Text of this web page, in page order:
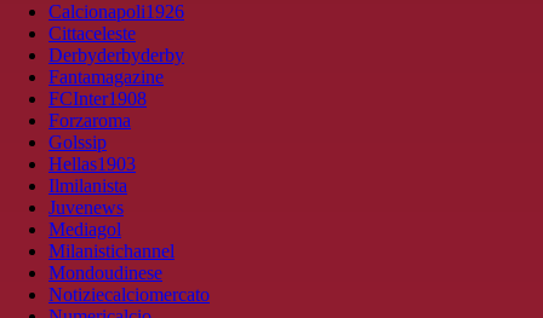
Calcionapoli1926
Cittaceleste
Derbyderbyderby
Fantamagazine
FCInter1908
Forzaroma
Golssip
Hellas1903
Ilmilanista
Juvenews
Mediagol
Milanistichannel
Mondoudinese
Notiziecalciomercato